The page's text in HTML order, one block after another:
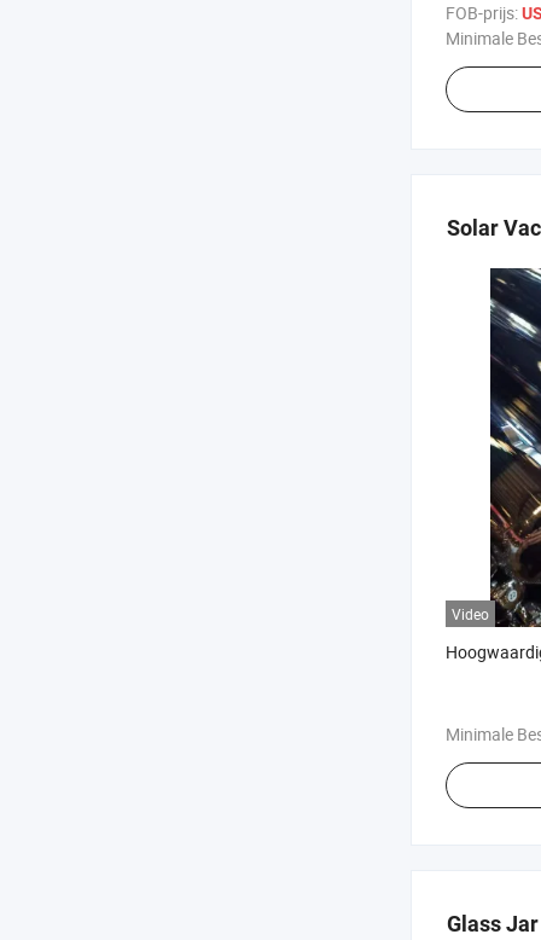
FOB-prijs:
Minimale
Solar
Video
Minimale
Glass Jar